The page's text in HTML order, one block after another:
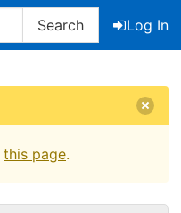
Search
Log In
this page.